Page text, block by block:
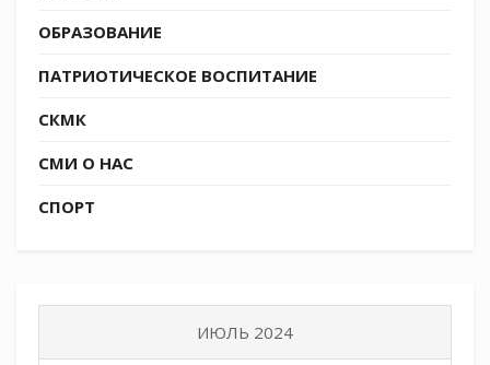
ОБРАЗОВАНИЕ
ПАТРИОТИЧЕСКОЕ ВОСПИТАНИЕ
СКМК
СМИ О НАС
СПОРТ
ИЮЛЬ 2024